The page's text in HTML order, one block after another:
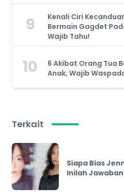
9
Kenali Ciri
Bermain Gagdet
Wajib Tahu!
10
6 Akibat Orang Tua
Anak, Wajib
Terkait
Siapa Bias
Inilah